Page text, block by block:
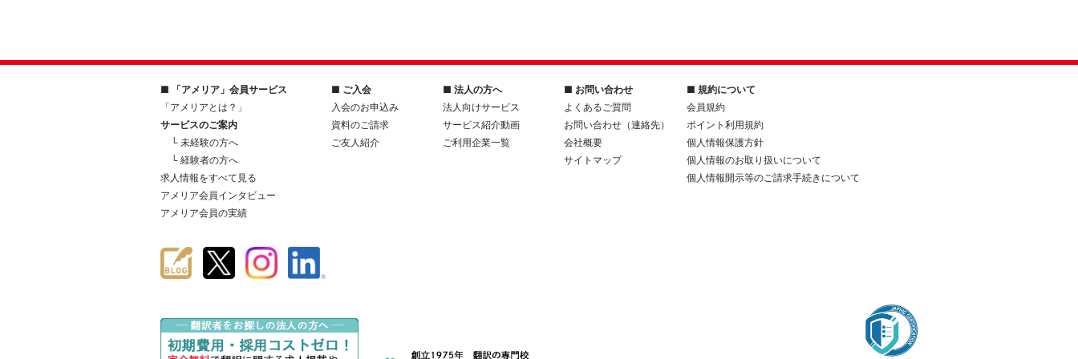
■ 「アメリア」会員サービス
「アメリアとは？」
サービスのご案内
└ 未経験の方へ
└ 経験者の方へ
求人情報をすべて見る
アメリア会員インタビュー
アメリア会員の実績
■ ご入会
入会のお申込み
資料のご請求
ご友人紹介
■ 法人の方へ
法人向けサービス
サービス紹介動画
ご利用企業一覧
■ お問い合わせ
よくあるご質問
お問い合わせ（連絡先）
会社概要
サイトマップ
■ 規約について
会員規約
ポイント利用規約
個人情報保護方針
個人情報のお取り扱いについて
個人情報開示等のご請求手続きについて